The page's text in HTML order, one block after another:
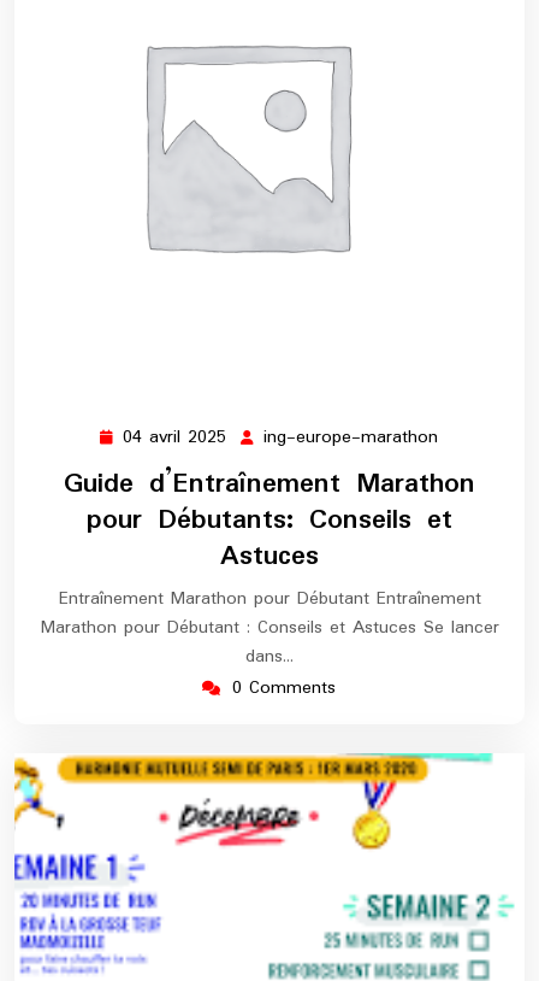
04 avril 2025 04
avril
2025
ing-europe-marathon
marathon
Guide d’Entraînement Marathon
pour Débutants: Conseils et
Astuces
Entraînement Marathon pour Débutant Entraînement
Marathon pour Débutant : Conseils et Astuces Se lancer
dans…
0 Comments